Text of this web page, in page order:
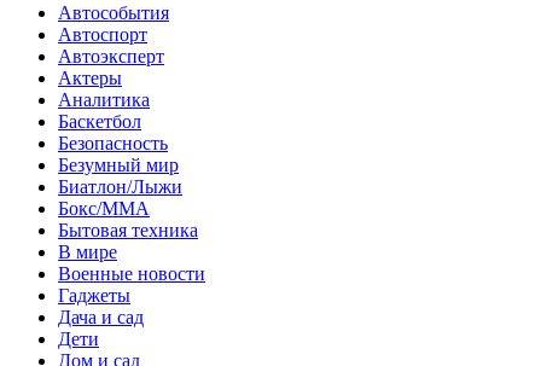
Автособытия
Автоспорт
Автоэксперт
Актеры
Аналитика
Баскетбол
Безопасность
Безумный мир
Биатлон/Лыжи
Бокс/MMA
Бытовая техника
В мире
Военные новости
Гаджеты
Дача и сад
Дети
Дом и сад